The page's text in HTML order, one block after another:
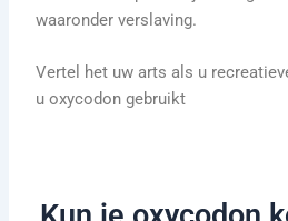
waaronder verslaving.
Vertel het uw arts als u
u oxycodon gebruikt